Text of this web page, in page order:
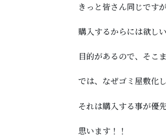
きっと皆さん同じですが
購入するからには欲し
目的があるので、そこ
では、なぜゴミ屋敷化
それは購入する事が優
思います！！